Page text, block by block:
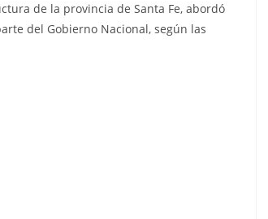
de la provincia de Santa Fe, abordó
del Gobierno Nacional, según las